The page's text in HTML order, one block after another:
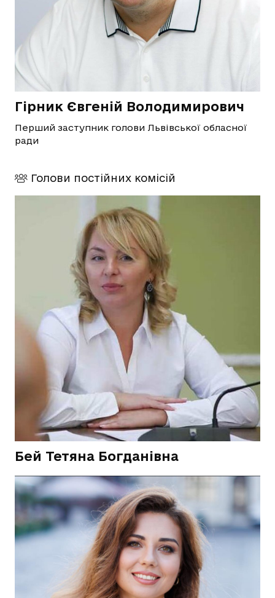
Гірник Євгеній Володимирович
Перший заступник голови Львівської обласної
ради
Голови постійних комісій
Бей Тетяна Богданівна